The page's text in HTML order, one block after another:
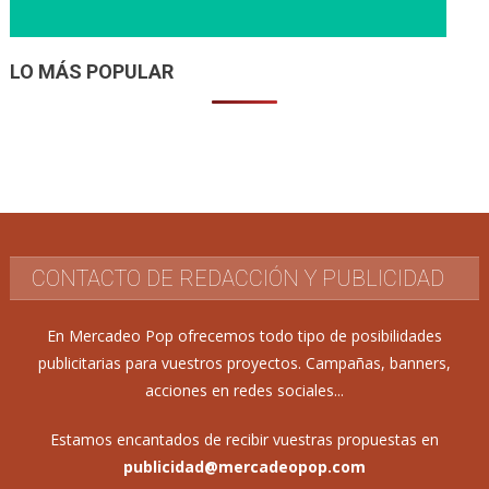
LO MÁS POPULAR
CONTACTO DE REDACCIÓN Y PUBLICIDAD
En Mercadeo Pop ofrecemos todo tipo de posibilidades
publicitarias para vuestros proyectos. Campañas, banners,
acciones en redes sociales...
Estamos encantados de recibir vuestras propuestas en
publicidad@mercadeopop.com